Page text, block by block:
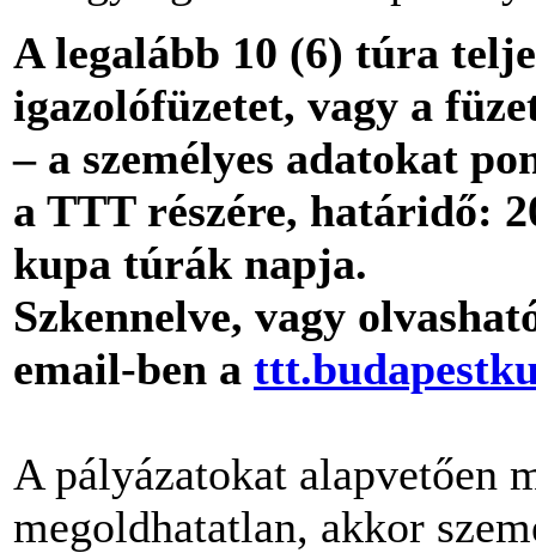
A legalább 10 (6) túra
igazolófüzetet, vagy a
– a személyes adatokat
a TTT részére, határidő:
kupa túrák napja.
Szkennelve, vagy
email-ben a
A pályázatokat alapvetően
megoldhatatlan, akkor